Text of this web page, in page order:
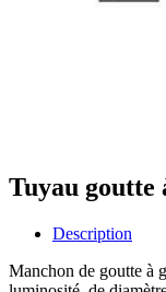
Tuyau goutte
Description
Manchon de goutte à